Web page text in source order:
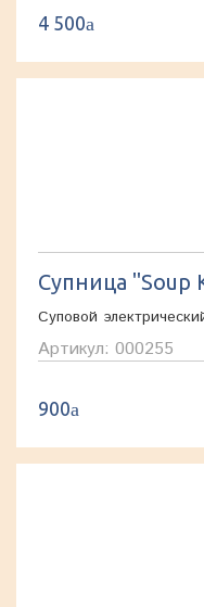
4 500a
Супница "Soup
Суповой
Артикул: 000255
900a